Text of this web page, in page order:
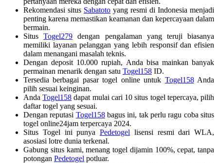
Rekomendasi situs Sabatoto yang resmi di Indonesia menjadi
penting karena memastikan keamanan dan kepercayaan dalam
bermain.
SitusTogel279 dengan pengalaman yang teruji biasanya
memiliki layanan pelanggan yang lebih responsif dan efisien
dalam menangani masalah teknis.
Dengan deposit 10.000 rupiah, Anda bisa mainkan banyak
permainan menarik dengan satu Togel158 ID.
Tersedia berbagai pasar togel online untuk Togel158Anda
pilih sesuai keinginan.
AndaTogel158 dapat mulai cari 10 situs togel tepercaya, pilih
daftar togel yang sesuai.
Dengan reputasi Togel158bagus ini, tak perlu ragu coba situs
togel online24jam terpercaya 2024.
Situs Togel ini punya Pedetogel lisensi resmi dari WLA,
asosiasi lotre dunia terkenal.
Gabung situs kami, menang togel dijamin 100%, cepat, tanpa
potongan Pedetogel potluar.